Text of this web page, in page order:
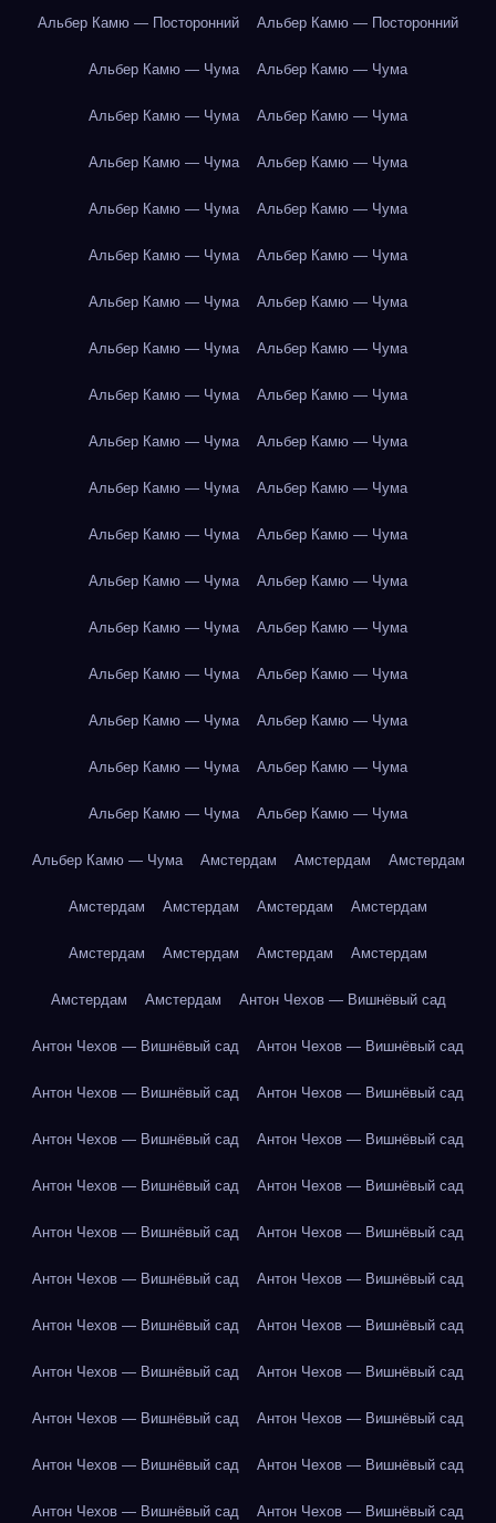
Альбер Камю — Посторонний Альбер Камю — Посторонний
Альбер Камю — Чума Альбер Камю — Чума
Альбер Камю — Чума Альбер Камю — Чума
Альбер Камю — Чума Альбер Камю — Чума
Альбер Камю — Чума Альбер Камю — Чума
Альбер Камю — Чума Альбер Камю — Чума
Альбер Камю — Чума Альбер Камю — Чума
Альбер Камю — Чума Альбер Камю — Чума
Альбер Камю — Чума Альбер Камю — Чума
Альбер Камю — Чума Альбер Камю — Чума
Альбер Камю — Чума Альбер Камю — Чума
Альбер Камю — Чума Альбер Камю — Чума
Альбер Камю — Чума Альбер Камю — Чума
Альбер Камю — Чума Альбер Камю — Чума
Альбер Камю — Чума Альбер Камю — Чума
Альбер Камю — Чума Альбер Камю — Чума
Альбер Камю — Чума Альбер Камю — Чума
Альбер Камю — Чума Альбер Камю — Чума
Альбер Камю — Чума Амстердам Амстердам Амстердам
Амстердам Амстердам Амстердам Амстердам
Амстердам Амстердам Амстердам Амстердам
Амстердам Амстердам Антон Чехов — Вишнёвый сад
Антон Чехов — Вишнёвый сад Антон Чехов — Вишнёвый сад
Антон Чехов — Вишнёвый сад Антон Чехов — Вишнёвый сад
Антон Чехов — Вишнёвый сад Антон Чехов — Вишнёвый сад
Антон Чехов — Вишнёвый сад Антон Чехов — Вишнёвый сад
Антон Чехов — Вишнёвый сад Антон Чехов — Вишнёвый сад
Антон Чехов — Вишнёвый сад Антон Чехов — Вишнёвый сад
Антон Чехов — Вишнёвый сад Антон Чехов — Вишнёвый сад
Антон Чехов — Вишнёвый сад Антон Чехов — Вишнёвый сад
Антон Чехов — Вишнёвый сад Антон Чехов — Вишнёвый сад
Антон Чехов — Вишнёвый сад Антон Чехов — Вишнёвый сад
Антон Чехов — Вишнёвый сад Антон Чехов — Вишнёвый сад